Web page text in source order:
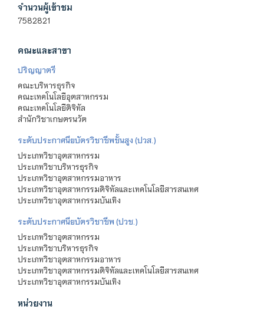
จำนวนผู้เข้าชม
7582821
คณะและสาขา
ปริญญาตรี
คณะบริหารธุรกิจ
คณะเทคโนโลยีอุตสาหกรรม
คณะเทคโนโลยีดิจิทัล
สำนักวิชาเกษตรนวัต
ระดับประกาศนียบัตรวิชาชีพชั้นสูง (ปวส.)
ประเภทวิชาอุตสาหกรรม
ประเภทวิชาบริหารธุรกิจ
ประเภทวิชาอุตสาหกรรมอาหาร
ประเภทวิชาอุตสาหกรรมดิจิทัลและเทคโนโลยีสารสนเทศ
ประเภทวิชาอุตสาหกรรมบันเทิง
ระดับประกาศนียบัตรวิชาชีพ (ปวช.)
ประเภทวิชาอุตสาหกรรม
ประเภทวิชาบริหารธุรกิจ
ประเภทวิชาอุตสาหกรรมอาหาร
ประเภทวิชาอุตสาหกรรมดิจิทัลและเทคโนโลยีสารสนเทศ
ประเภทวิชาอุตสาหกรรมบันเทิง
หน่วยงาน